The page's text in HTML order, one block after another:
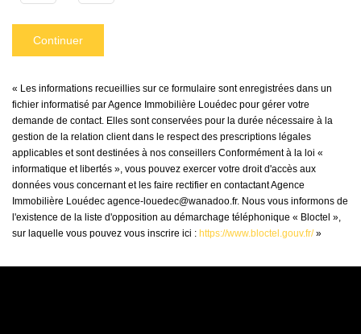
Continuer
« Les informations recueillies sur ce formulaire sont enregistrées dans un
fichier informatisé par Agence Immobilière Louédec pour gérer votre
demande de contact. Elles sont conservées pour la durée nécessaire à la
gestion de la relation client dans le respect des prescriptions légales
applicables et sont destinées à nos conseillers Conformément à la loi «
informatique et libertés », vous pouvez exercer votre droit d'accès aux
données vous concernant et les faire rectifier en contactant Agence
Immobilière Louédec agence-louedec@wanadoo.fr. Nous vous informons de
l'existence de la liste d'opposition au démarchage téléphonique « Bloctel »,
sur laquelle vous pouvez vous inscrire ici : https://www.bloctel.gouv.fr/»